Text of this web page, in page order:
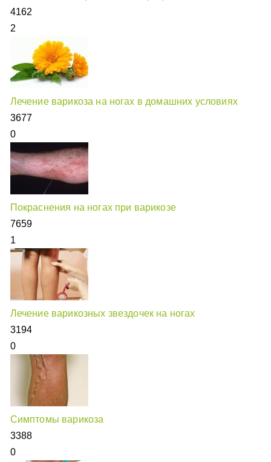
4162
2
Лечение варикоза на ногах в домашних условиях
3677
0
Покраснения на ногах при варикозе
7659
1
Лечение варикозных звездочек на ногах
3194
0
Симптомы варикоза
3388
0